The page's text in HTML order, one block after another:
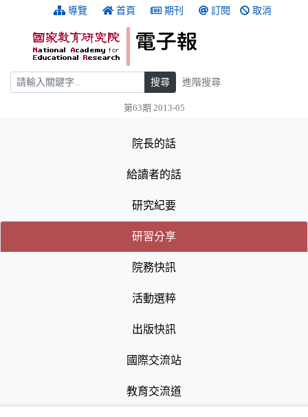
跳到主要內容 導覽 首頁 期刊 訂閱 取消
搜尋 搜尋 進階搜尋
第63期 2013-05
院長的話
給讀者的話
研究紀要
研習分享(目前選取的頁籤)
(目前選取的頁籤)
院務快訊
活動選粹
出版快訊
國際交流站
教育交流道